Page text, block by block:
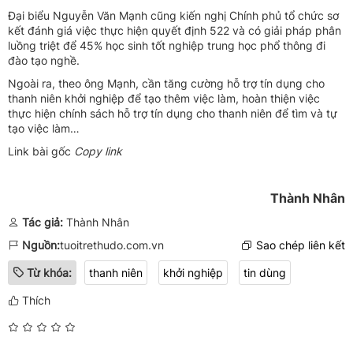
Đại biểu Nguyễn Văn Mạnh cũng kiến nghị Chính phủ tổ chức sơ
kết đánh giá việc thực hiện quyết định 522 và có giải pháp phân
luồng triệt để 45% học sinh tốt nghiệp trung học phổ thông đi
đào tạo nghề.
Ngoài ra, theo ông Mạnh, cần tăng cường hỗ trợ tín dụng cho
thanh niên khởi nghiệp để tạo thêm việc làm, hoàn thiện việc
thực hiện chính sách hỗ trợ tín dụng cho thanh niên để tìm và tự
tạo việc làm…
Link bài gốc Copy link
Thành Nhân
Tác giả: Thành Nhân
Nguồn:tuoitrethudo.com.vn Sao chép liên kết
Từ khóa: thanh niên khởi nghiệp tin dùng
Thích